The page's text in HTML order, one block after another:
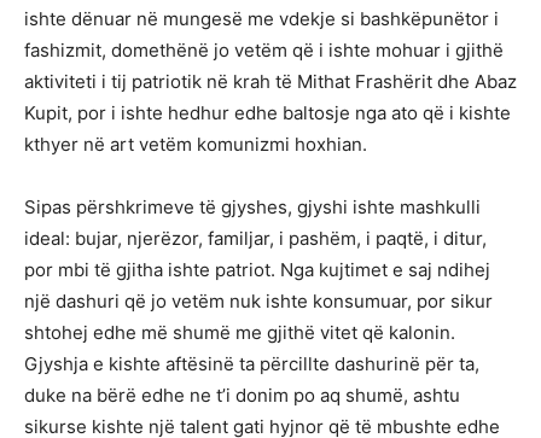
ishte dënuar në mungesë me vdekje si bashkëpunëtor i
fashizmit, domethënë jo vetëm që i ishte mohuar i gjithë
aktiviteti i tij patriotik në krah të Mithat Frashërit dhe Abaz
Kupit, por i ishte hedhur edhe baltosje nga ato që i kishte
kthyer në art vetëm komunizmi hoxhian.
Sipas përshkrimeve të gjyshes, gjyshi ishte mashkulli
ideal: bujar, njerëzor, familjar, i pashëm, i paqtë, i ditur,
por mbi të gjitha ishte patriot. Nga kujtimet e saj ndihej
një dashuri që jo vetëm nuk ishte konsumuar, por sikur
shtohej edhe më shumë me gjithë vitet që kalonin.
Gjyshja e kishte aftësinë ta përcillte dashurinë për ta,
duke na bërë edhe ne t’i donim po aq shumë, ashtu
sikurse kishte një talent gati hyjnor që të mbushte edhe